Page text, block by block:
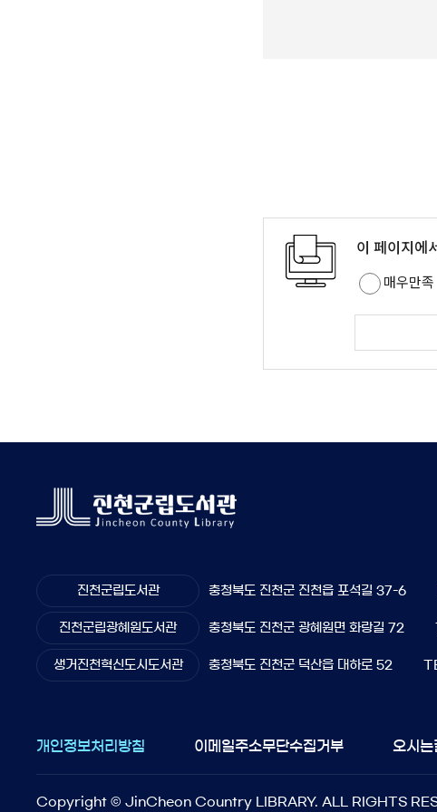
이 페이지에
매우만족
진천군립도서관 충청북도 진천군 진천읍 포석길 37-6
진천군립광혜원도서관 충청북도 진천군 광혜원면 화랑길 72
생거진천혁신도시도서관 충청북도 진천군 덕산읍 대하로 52
개인정보처리방침 이메일주소무단수집거부 오시는
Copyright © JinCheon Country LIBRARY. ALL RIGHTS